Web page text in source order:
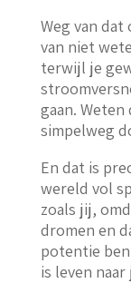
Weg van
van niet
terwijl je
gaan.
simpelweg
En dat is
wereld vol
zoals jij,
dromen en
potentie
is leven